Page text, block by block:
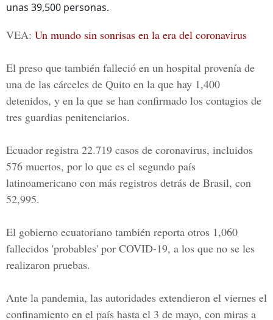
unas 39,500 personas.
VEA: Un mundo sin sonrisas en la era del coronavirus
El preso que también falleció en un hospital provenía de
una de las cárceles de Quito en la que hay 1,400
detenidos, y en la que se han confirmado los contagios de
tres guardias penitenciarios.
Ecuador registra 22.719 casos de coronavirus, incluidos
576 muertos, por lo que es el segundo país
latinoamericano con más registros detrás de Brasil, con
52,995.
El gobierno ecuatoriano también reporta otros 1,060
fallecidos 'probables' por COVID-19, a los que no se les
realizaron pruebas.
Ante la pandemia, las autoridades extendieron el viernes el
confinamiento en el país hasta el 3 de mayo, con miras a